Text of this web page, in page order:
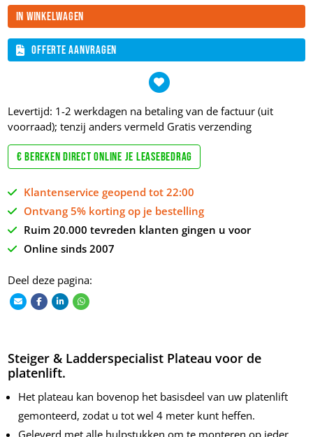
In winkelwagen
Offerte aanvragen
Levertijd: 1-2 werkdagen na betaling van de factuur (uit
voorraad); tenzij anders vermeld Gratis verzending
€ Bereken direct online je leasebedrag
Klantenservice geopend tot 22:00
Ontvang 5% korting op je bestelling
Ruim 20.000 tevreden klanten gingen u voor
Online sinds 2007
Deel deze pagina:
Steiger & Ladderspecialist Plateau voor de
platenlift.
Het plateau kan bovenop het basisdeel van uw platenlift
gemonteerd, zodat u tot wel 4 meter kunt heffen.